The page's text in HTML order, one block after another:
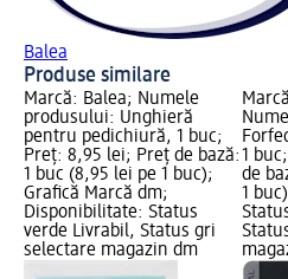
Balea
Produse similare
Marcă: Balea; Numele
produsului: Unghieră
pentru pedichiură, 1 buc;
Preț: 8,95 lei; Preț de bază:
1 buc (8,95 lei pe 1 buc);
Grafică Marcă dm;
Disponibilitate: Status
verde Livrabil, Status gri
selectare magazin dm
1
de
1